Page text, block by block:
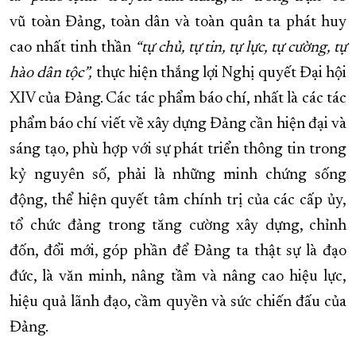
vũ toàn Đảng, toàn dân và toàn quân ta phát huy
cao nhất tinh thần “tự chủ, tự tin, tự lực, tự cường, tự
hào dân tộc”, thực hiện thắng lợi Nghị quyết Đại hội
XIV của Đảng. Các tác phẩm báo chí, nhất là các tác
phẩm báo chí viết về xây dựng Đảng cần hiện đại và
sáng tạo, phù hợp với sự phát triển thông tin trong
kỷ nguyên số, phải là những minh chứng sống
động, thể hiện quyết tâm chính trị của các cấp ủy,
tổ chức đảng trong tăng cường xây dựng, chỉnh
đốn, đổi mới, góp phần để Đảng ta thật sự là đạo
đức, là văn minh, nâng tầm và nâng cao hiệu lực,
hiệu quả lãnh đạo, cầm quyền và sức chiến đấu của
Đảng.